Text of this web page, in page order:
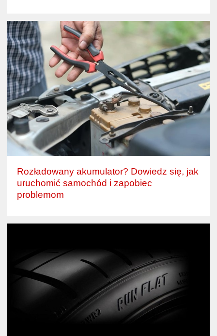
Rozładowany akumulator? Dowiedz się, jak
uruchomić samochód i zapobiec
problemom